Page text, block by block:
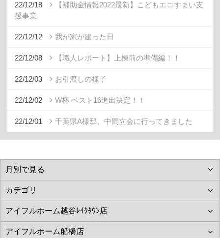
22/12/18
【補助金情報2022最新】こどもエコすまい支
援事業
22/12/12 我が家が建った日
22/12/08 【職人レポート】上棟前の準備編！！
22/12/03 お引渡しの様子
22/12/02 W杯 ベスト16進出決定！！
22/12/01 千葉県A様邸、中間立会に行ってきました